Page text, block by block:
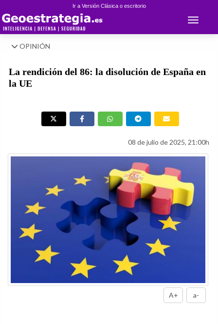
Ir a Versión Clásica o escritorio
Toggle
OPINIÓN
La rendición del 86: la disolución de España en
la UE
08 de julio de 2025, 21:00h
A+ a-